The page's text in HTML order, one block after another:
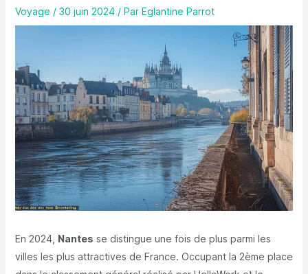
Voyage / 30 juin 2024 / Par Eglantine Parrot
En 2024, Nantes se distingue une fois de plus parmi les
villes les plus attractives de France. Occupant la 2ème place